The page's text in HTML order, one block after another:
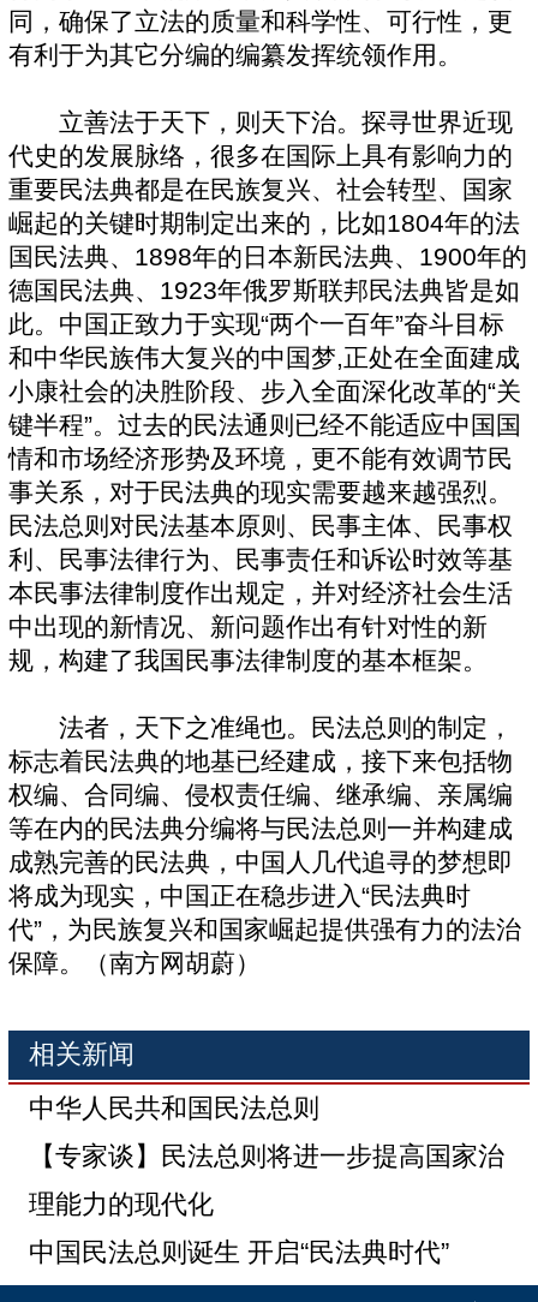
同，确保了立法的质量和科学性、可行性，更
有利于为其它分编的编纂发挥统领作用。
立善法于天下，则天下治。探寻世界近现
代史的发展脉络，很多在国际上具有影响力的
重要民法典都是在民族复兴、社会转型、国家
崛起的关键时期制定出来的，比如1804年的法
国民法典、1898年的日本新民法典、1900年的
德国民法典、1923年俄罗斯联邦民法典皆是如
此。中国正致力于实现“两个一百年”奋斗目标
和中华民族伟大复兴的中国梦,正处在全面建成
小康社会的决胜阶段、步入全面深化改革的“关
键半程”。过去的民法通则已经不能适应中国国
情和市场经济形势及环境，更不能有效调节民
事关系，对于民法典的现实需要越来越强烈。
民法总则对民法基本原则、民事主体、民事权
利、民事法律行为、民事责任和诉讼时效等基
本民事法律制度作出规定，并对经济社会生活
中出现的新情况、新问题作出有针对性的新
规，构建了我国民事法律制度的基本框架。
法者，天下之准绳也。民法总则的制定，
标志着民法典的地基已经建成，接下来包括物
权编、合同编、侵权责任编、继承编、亲属编
等在内的民法典分编将与民法总则一并构建成
成熟完善的民法典，中国人几代追寻的梦想即
将成为现实，中国正在稳步进入“民法典时
代”，为民族复兴和国家崛起提供强有力的法治
保障。（南方网胡蔚）
相关新闻
中华人民共和国民法总则
【专家谈】民法总则将进一步提高国家治
理能力的现代化
中国民法总则诞生 开启“民法典时代”